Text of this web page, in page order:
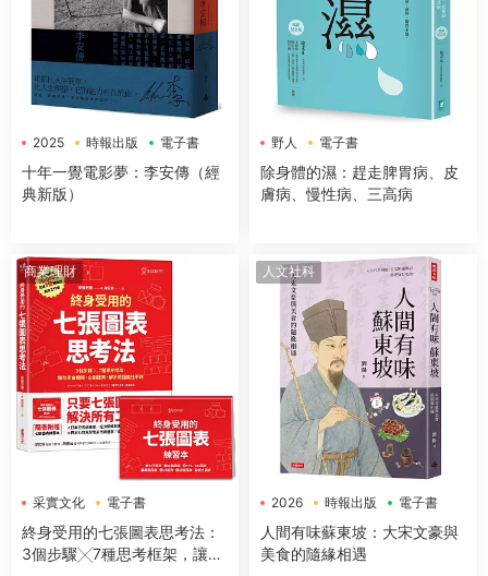
2025 時報出版 電子書
十年一覺電影夢：李安傳（經
典新版）
野人 電子書
除身體的濕：趕走脾胃病、皮
膚病、慢性病、三高病
商業理財
采實文化 電子書
終身受用的七張圖表思考法：
3個步驟╳7種思考框架，讓你
人文社科
2026 時報出版 電子書
人間有味蘇東坡：大宋文豪與
美食的隨緣相遇